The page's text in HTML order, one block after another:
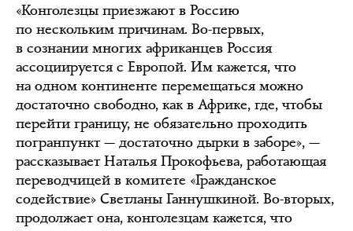
«Конголезцы приезжают в Россию
по нескольким причинам. Во-первых,
в сознании многих африканцев Россия
ассоциируется с Европой. Им кажется, что
на одном континенте перемещаться можно
достаточно свободно, как в Африке, где, чтобы
перейти границу, не обязательно проходить
погранпункт — достаточно дырки в заборе», —
рассказывает Наталья Прокофьева, работающая
переводчицей в комитете «Гражданское
содействие» Светланы Ганнушкиной. Во-вторых,
продолжает она, конголезцам кажется, что